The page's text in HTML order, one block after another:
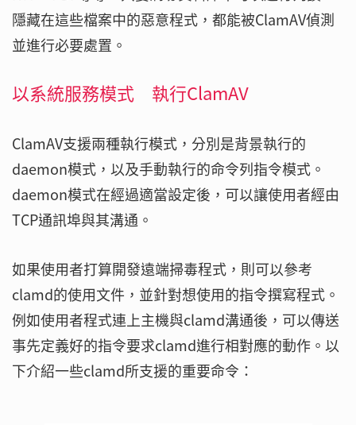
隱藏在這些檔案中的惡意程式，都能被ClamAV偵測
並進行必要處置。
以系統服務模式 執行ClamAV
ClamAV支援兩種執行模式，分別是背景執行的
daemon模式，以及手動執行的命令列指令模式。
daemon模式在經過適當設定後，可以讓使用者經由
TCP通訊埠與其溝通。
如果使用者打算開發遠端掃毒程式，則可以參考
clamd的使用文件，並針對想使用的指令撰寫程式。
例如使用者程式連上主機與clamd溝通後，可以傳送
事先定義好的指令要求clamd進行相對應的動作。以
下介紹一些clamd所支援的重要命令：